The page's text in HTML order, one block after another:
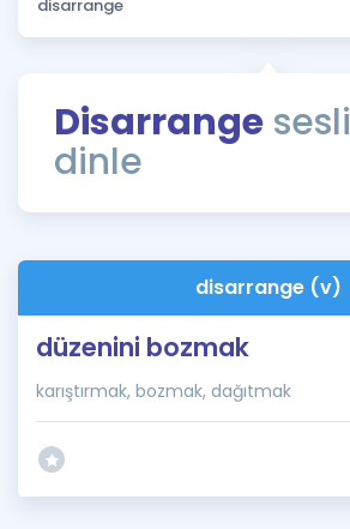
Puan Hesaplama
ÖSYM Sınav Takvimi
Kampanyalar
İngilizce Gramer
Disarrange sesli
dinle
disarrange (v)
düzenini bozmak
karıştırmak, bozmak, dağıtmak